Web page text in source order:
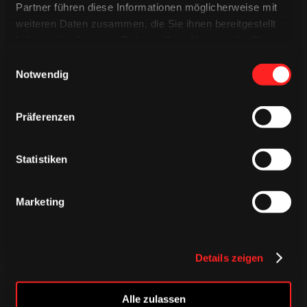
Partner führen diese Informationen möglicherweise mit
weiteren Daten zusammen, die Sie ihnen bereitgestellt
Notwendig
Präferenzen
Statistiken
Marketing
Details zeigen
Alle zulassen